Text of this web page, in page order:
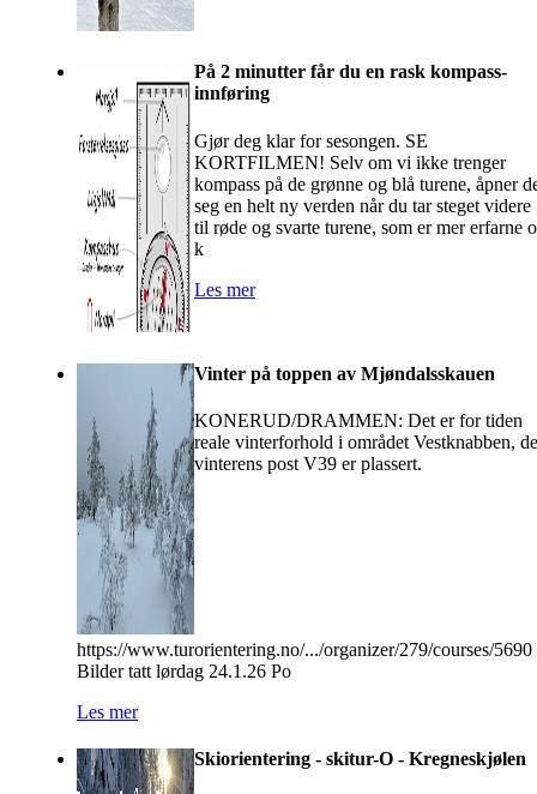
På 2 minutter får du en rask kompass-
innføring
Gjør deg klar for sesongen. SE
KORTFILMEN! Selv om vi ikke trenger
kompass på de grønne og blå turene, åpner
seg en helt ny verden når du tar steget videre
til røde og svarte turene, som er mer erfarne
k
Les mer
Vinter på toppen av Mjøndalsskauen
KONERUD/DRAMMEN: Det er for tiden
reale vinterforhold i området Vestknabben,
vinterens post V39 er plassert.
https://www.turorientering.no/.../organizer/279/courses/5690
Bilder tatt lørdag 24.1.26 Po
Les mer
Skiorientering - skitur-O - Kregneskjølen